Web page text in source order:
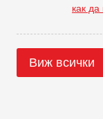
как
Виж всички